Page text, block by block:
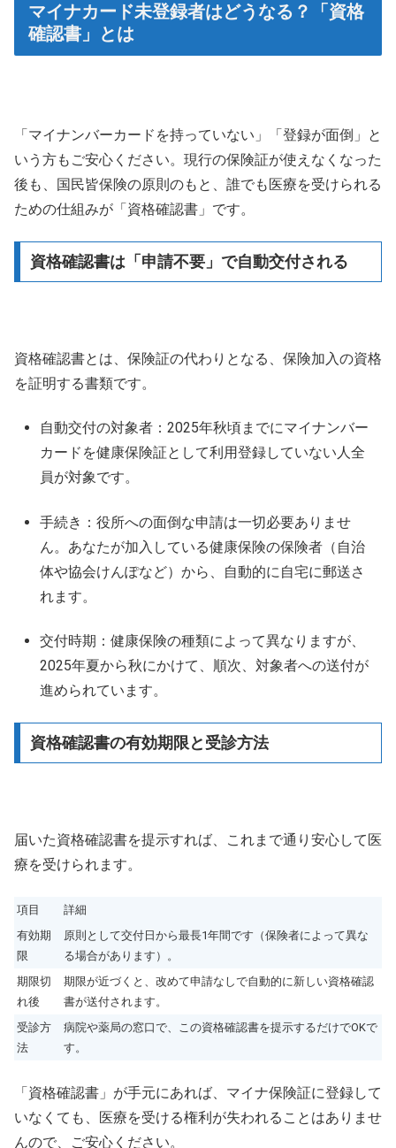
マイナカード未登録者はどうなる？「資格
確認書」とは
「マイナンバーカードを持っていない」「登録が面倒」と
いう方もご安心ください。現行の保険証が使えなくなった
後も、国民皆保険の原則のもと、誰でも医療を受けられる
ための仕組みが「資格確認書」です。
資格確認書は「申請不要」で自動交付される
資格確認書とは、保険証の代わりとなる、保険加入の資格
を証明する書類です。
自動交付の対象者：2025年秋頃までにマイナンバー
カードを健康保険証として利用登録していない人全
員が対象です。
手続き：役所への面倒な申請は一切必要ありませ
ん。あなたが加入している健康保険の保険者（自治
体や協会けんぽなど）から、自動的に自宅に郵送さ
れます。
交付時期：健康保険の種類によって異なりますが、
2025年夏から秋にかけて、順次、対象者への送付が
進められています。
資格確認書の有効期限と受診方法
届いた資格確認書を提示すれば、これまで通り安心して医
療を受けられます。
項目
詳細
有効期
限
原則として交付日から最長1年間です（保険者によって異な
る場合があります）。
期限切
れ後
期限が近づくと、改めて申請なしで自動的に新しい資格確認
書が送付されます。
受診方
法
病院や薬局の窓口で、この資格確認書を提示するだけでOKで
す。
「資格確認書」が手元にあれば、マイナ保険証に登録して
いなくても、医療を受ける権利が失われることはありませ
んので、ご安心ください。